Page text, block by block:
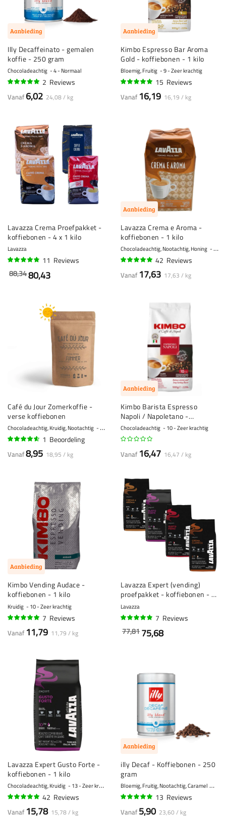
Aanbieding
Illy Decaffeinato - gemalen
koffie - 250 gram
Chocoladeachtig 4 - Normaal
2 Reviews
Vanaf 6,02 24,08 / kg
Aanbieding
Kimbo Espresso Bar Aroma
Gold - koffiebonen - 1 kilo
Bloemig, Fruitig 9 - Zeer krachtig
15 Reviews
Vanaf 16,19 16,19 / kg
Lavazza Crema Proefpakket -
koffiebonen - 4 x 1 kilo
Lavazza
11 Reviews
80,43
88,34
Aanbieding
Lavazza Crema e Aroma -
koffiebonen - 1 kilo
Chocoladeachtig, Nootachtig, Honing 8 -
42 Reviews
Vanaf 17,63 17,63 / kg
Café du Jour Zomerkoffie -
verse koffiebonen
Chocoladeachtig, Kruidig, Nootachtig 6 - Normaal
1 Beoordeling
Vanaf8,95 18,95 / kg
Aanbieding
Kimbo Barista Espresso
Napoli / Napoletano -
koffiebonen - 1 kilo
Chocoladeachtig 10 - Zeer krachtig
Vanaf 16,47 16,47 / kg
Aanbieding
Kimbo Vending Audace -
koffiebonen - 1 kilo
Kruidig 10 - Zeer krachtig
7 Reviews
Vanaf 11,79 11,79 / kg
Lavazza Expert (vending)
proefpakket - koffiebonen - 4
x 1 kilo
Lavazza
7 Reviews
75,68
77,81
Lavazza Expert Gusto Forte -
koffiebonen - 1 kilo
Chocoladeachtig, Kruidig 13 - Zeer krachtig
42 Reviews
Vanaf 15,78 15,78 / kg
Aanbieding
illy Decaf - Koffiebonen - 250
gram
Bloemig, Fruitig, Nootachtig, Caramel 7 -
13 Reviews
Vanaf 5,90 23,60 / kg